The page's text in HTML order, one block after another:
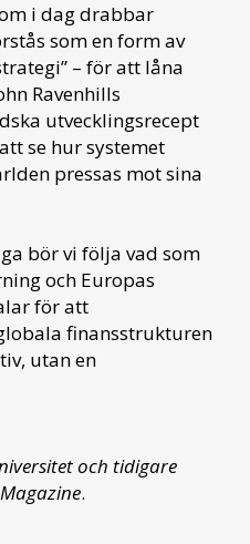
i dag drabbar
som en form av
– för att låna
Ravenhills
utvecklingsrecept
se hur systemet
pressas mot sina
bör vi följa vad som
och Europas
för att
finansstrukturen
utan en
och tidigare
.